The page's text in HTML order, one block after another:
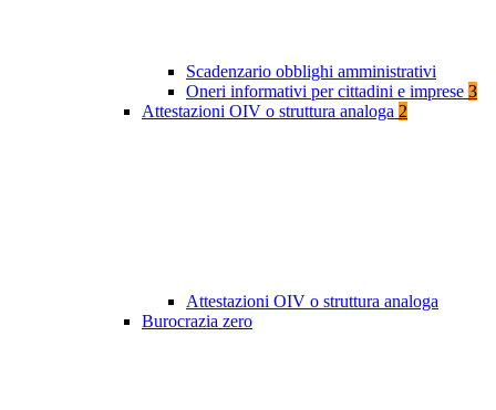
Scadenzario obblighi amministrativi
Oneri informativi per cittadini e imprese 3
Attestazioni OIV o struttura analoga 2
Attestazioni OIV o struttura analoga
Burocrazia zero